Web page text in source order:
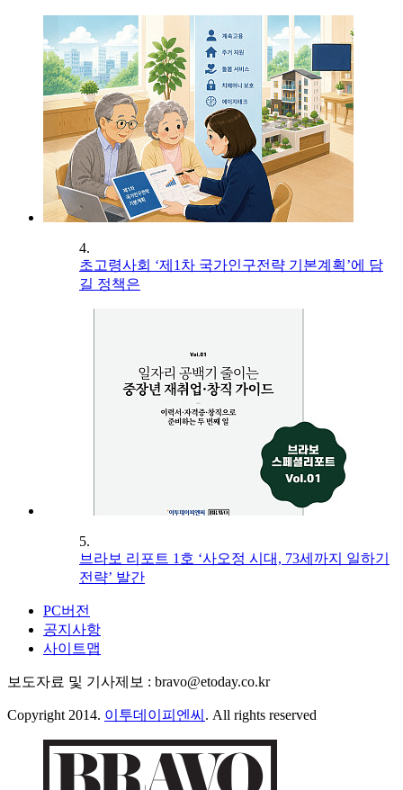
4.
초고령사회 ‘제1차 국가인구전략 기본계획’에 담
길 정책은
5.
브라보 리포트 1호 ‘사오정 시대, 73세까지 일하기
전략’ 발간
PC버전
공지사항
사이트맵
보도자료 및 기사제보 : bravo@etoday.co.kr
Copyright 2014. 이투데이피엔씨 . All rights reserved